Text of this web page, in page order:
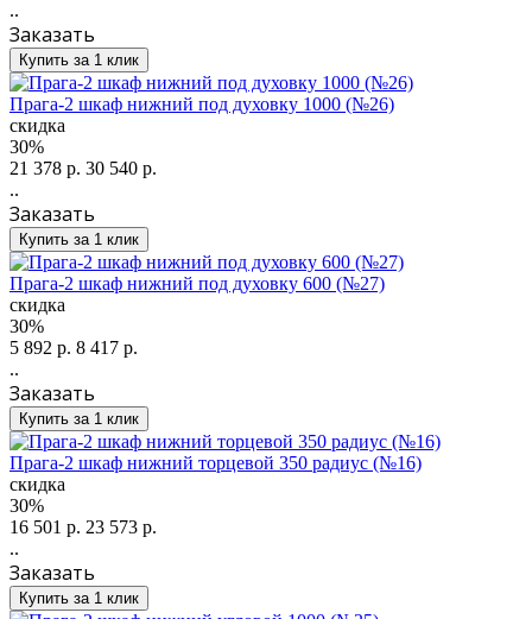
..
Заказать
Купить за 1 клик
Прага-2 шкаф нижний под духовку 1000 (№26)
скидка
30%
21 378 р. 30 540 р.
..
Заказать
Купить за 1 клик
Прага-2 шкаф нижний под духовку 600 (№27)
скидка
30%
5 892 р. 8 417 р.
..
Заказать
Купить за 1 клик
Прага-2 шкаф нижний торцевой 350 радиус (№16)
скидка
30%
16 501 р. 23 573 р.
..
Заказать
Купить за 1 клик